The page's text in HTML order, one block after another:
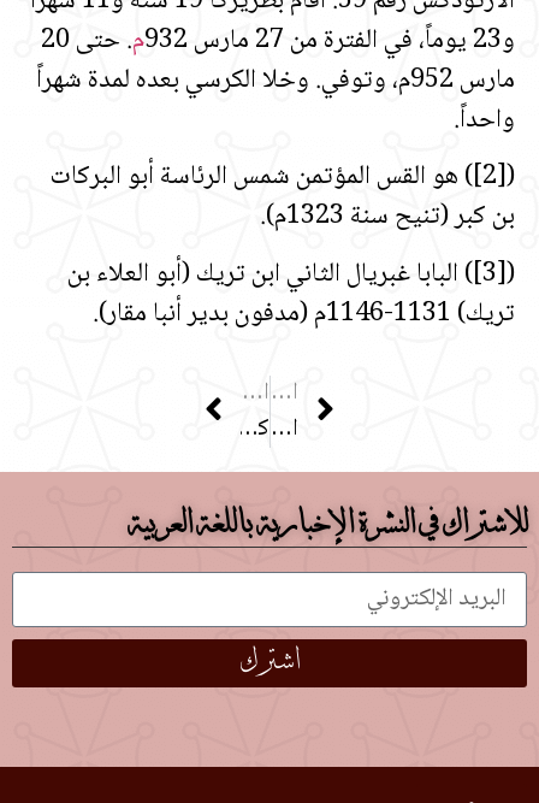
و23 يوماً، في الفترة من 27 مارس 932
م
. حتى 20
مارس 952م، وتوفي. وخلا الكرسي بعده لمدة شهراً
واحداً.
([2]) هو القس المؤتمن شمس الرئاسة أبو البركات
بن كبر (تنيح سنة 1323م).
([3]) البابا غبريال الثاني ابن تريك (أبو العلاء بن
تريك) 1131-1146م (مدفون بدير أنبا مقار).
الصفحة السابقة
القوس الأثري
الصفحة التالية
كنيسة أنبا مقار الأثرية
للاشتراك في النشرة الإخبارية باللغة العربية
اشترك